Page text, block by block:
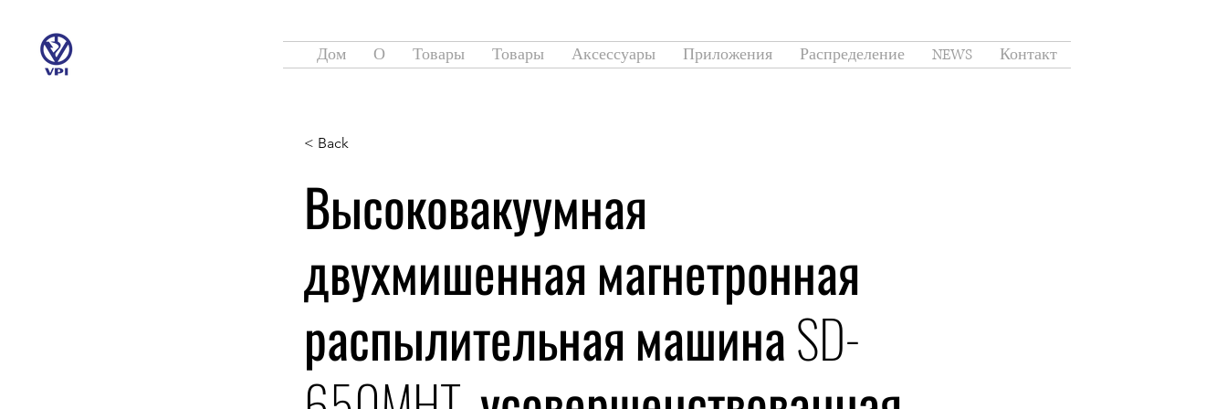
Дом О Товары Товары Аксессуары Приложения Распределение NEWS Контакт
< Back
Высоковакуумная
двухмишенная магнетронная
распылительная машина SD-